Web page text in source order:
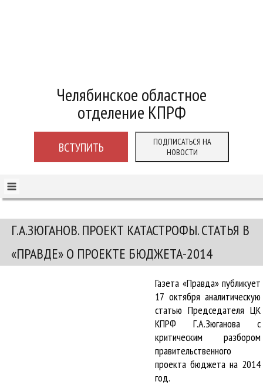
Челябинское областное
отделение КПРФ
ВСТУПИТЬ
ПОДПИСАТЬСЯ НА
НОВОСТИ
Г.А.ЗЮГАНОВ. ПРОЕКТ КАТАСТРОФЫ. СТАТЬЯ В
«ПРАВДЕ» О ПРОЕКТЕ БЮДЖЕТА-2014
Газета «Правда» публикует
17 октября аналитическую
статью Председателя ЦК
КПРФ Г.А.Зюганова с
критическим разбором
правительственного
проекта бюджета на 2014
год.